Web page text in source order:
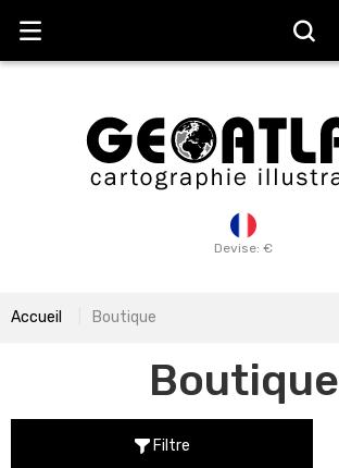
Devise: €
Accueil Boutique
Boutique
Filtre